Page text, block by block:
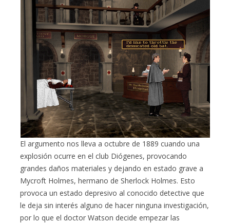
El argumento nos lleva a octubre de 1889 cuando una
explosión ocurre en el club Diógenes, provocando
grandes daños materiales y dejando en estado grave a
Mycroft Holmes, hermano de Sherlock Holmes. Esto
provoca un estado depresivo al conocido detective que
le deja sin interés alguno de hacer ninguna investigación,
por lo que el doctor Watson decide empezar las